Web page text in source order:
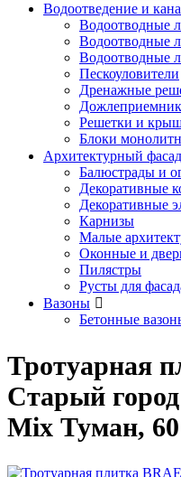
Водоотведение и
Водоотводные
Водоотводные
Водоотводные
Пескоуловители
Дренажные
Решетки и
Блоки
Архитектурный
Балюстрады и
Декоративные
Декоративные
Карнизы
Малые
Оконные и
Пилястры
Русты для
Вазоны
Бетонные
Тротуарная
Старый
Mix Туман,